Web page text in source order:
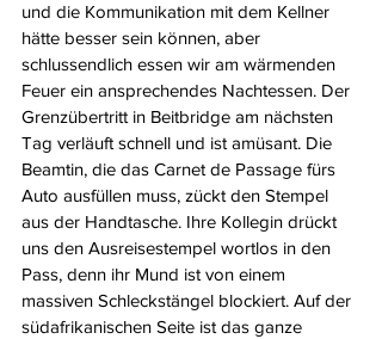
und die Kommunikation mit dem Kellner
hätte besser sein können, aber
schlussendlich essen wir am wärmenden
Feuer ein ansprechendes Nachtessen. Der
Grenzübertritt in Beitbridge am nächsten
Tag verläuft schnell und ist amüsant. Die
Beamtin, die das Carnet de Passage fürs
Auto ausfüllen muss, zückt den Stempel
aus der Handtasche. Ihre Kollegin drückt
uns den Ausreisestempel wortlos in den
Pass, denn ihr Mund ist von einem
massiven Schleckstängel blockiert. Auf der
südafrikanischen Seite ist das ganze